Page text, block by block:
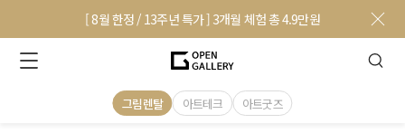
[ 8월 한정 / 13주년 특가 ] 3개월 체험 총 4.9만원
그림렌탈 아트테크 아트굿즈